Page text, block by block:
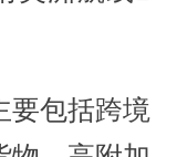
包括跨境